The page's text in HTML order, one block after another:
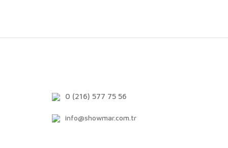
0 (216) 577 75 56
info@showmar.com.tr